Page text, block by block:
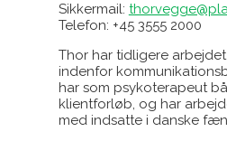
Sikkermail:
Telefon: +45 3555 2000
Thor har tidligere
indenfor
har som psykoterapeut
klientforløb, og har
med indsatte i danske